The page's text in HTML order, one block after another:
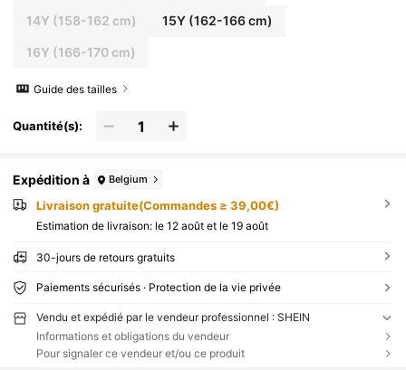
14Y (158-162 cm) 15Y (162-166 cm)
16Y (166-170 cm)
Guide des tailles
Quantité(s):
Expédition à Belgium
Livraison gratuite(Commandes ≥ 39,00€)
Estimation de livraison: le 12 août et le 19 août
30-jours de retours gratuits
Paiements sécurisés · Protection de la vie privée
Vendu et expédié par le vendeur professionnel : SHEIN
Informations et obligations du vendeur
Pour signaler ce vendeur et/ou ce produit